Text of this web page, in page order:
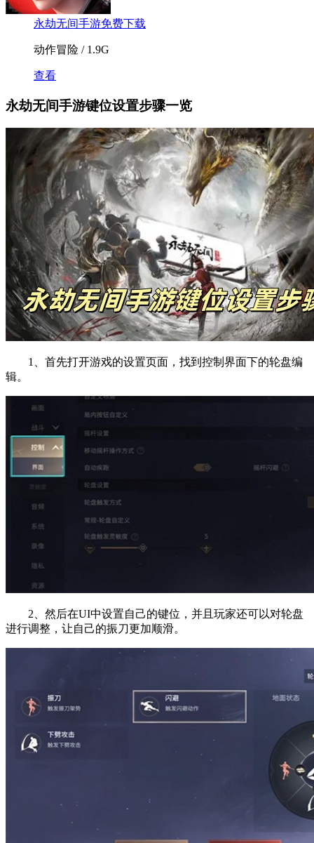
永劫无间手游免费下载
动作冒险 / 1.9G
查看
永劫无间手游键位设置步骤一览
1、首先打开游戏的设置页面，找到控制界面下的轮盘编
辑。
2、然后在UI中设置自己的键位，并且玩家还可以对轮盘
进行调整，让自己的振刀更加顺滑。